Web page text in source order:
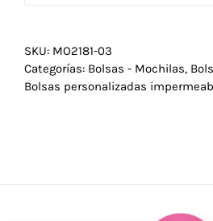
SKU: MO2181-03
Categorías: Bolsas - Mochilas,
Bolsas personalizadas